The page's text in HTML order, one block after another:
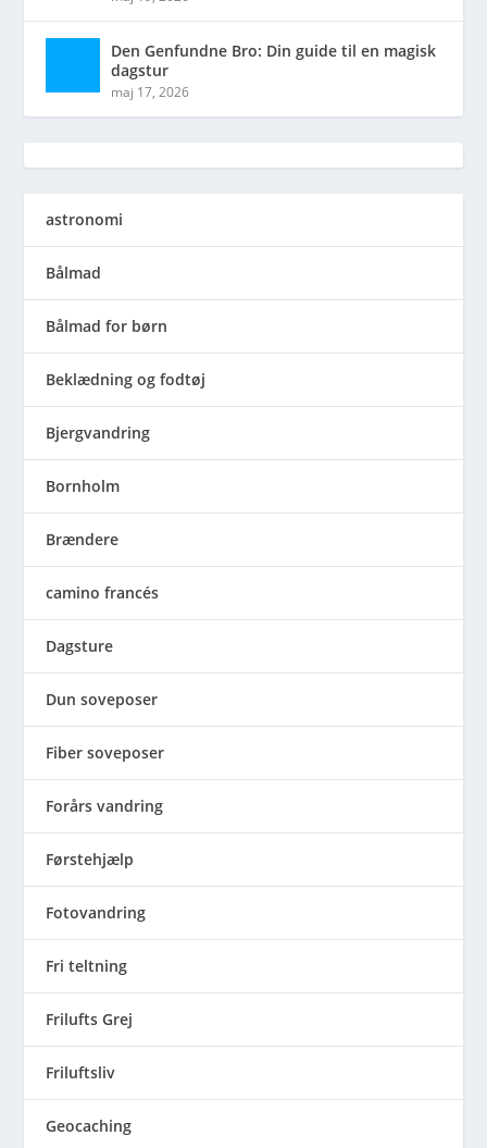
Den Genfundne Bro: Din guide til en magisk
dagstur
maj 17, 2026
astronomi
Bålmad
Bålmad for børn
Beklædning og fodtøj
Bjergvandring
Bornholm
Brændere
camino francés
Dagsture
Dun soveposer
Fiber soveposer
Forårs vandring
Førstehjælp
Fotovandring
Fri teltning
Frilufts Grej
Friluftsliv
Geocaching